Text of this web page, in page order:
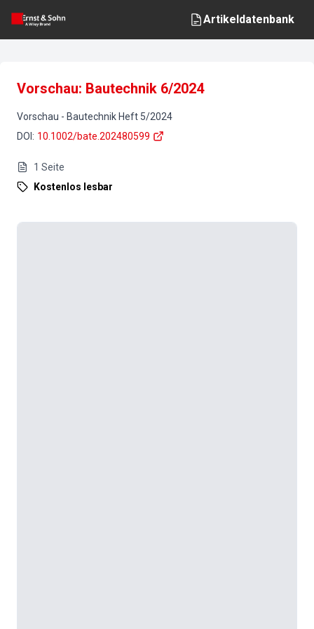
Artikeldatenbank
Vorschau: Bautechnik 6/2024
Vorschau - Bautechnik Heft 5/2024
DOI : 10.1002/bate.202480599
1 Seite
Kostenlos lesbar